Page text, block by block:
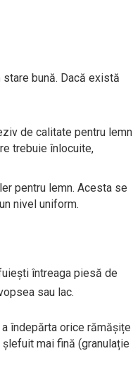
bună. Dacă există
de calitate pentru lemn
trebuie înlocuite,
pentru lemn. Acesta se
nivel uniform.
întreaga piesă de
sau lac.
îndepărta orice rămășițe
mai fină (granulație